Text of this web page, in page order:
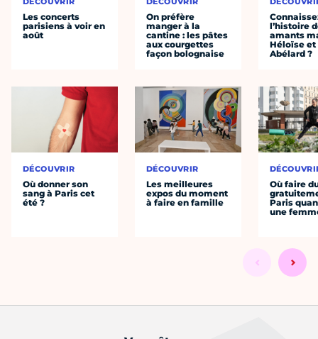
Les concerts
parisiens à voir en
août
DÉCOUVRIR
Où donner son
sang à Paris cet
été ?
On préfère
manger à la
cantine : les pâtes
aux courgettes
façon bolognaise
DÉCOUVRIR
Les meilleures
expos du moment
à faire en famille
l’histoire
amants
Héloïse et
Abélard ?
Où faire
Paris
une